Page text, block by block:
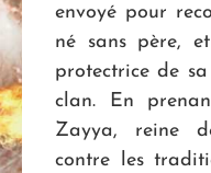
envoyé pour
né sans père,
protectrice de
clan. En
Zayya, reine
contre les